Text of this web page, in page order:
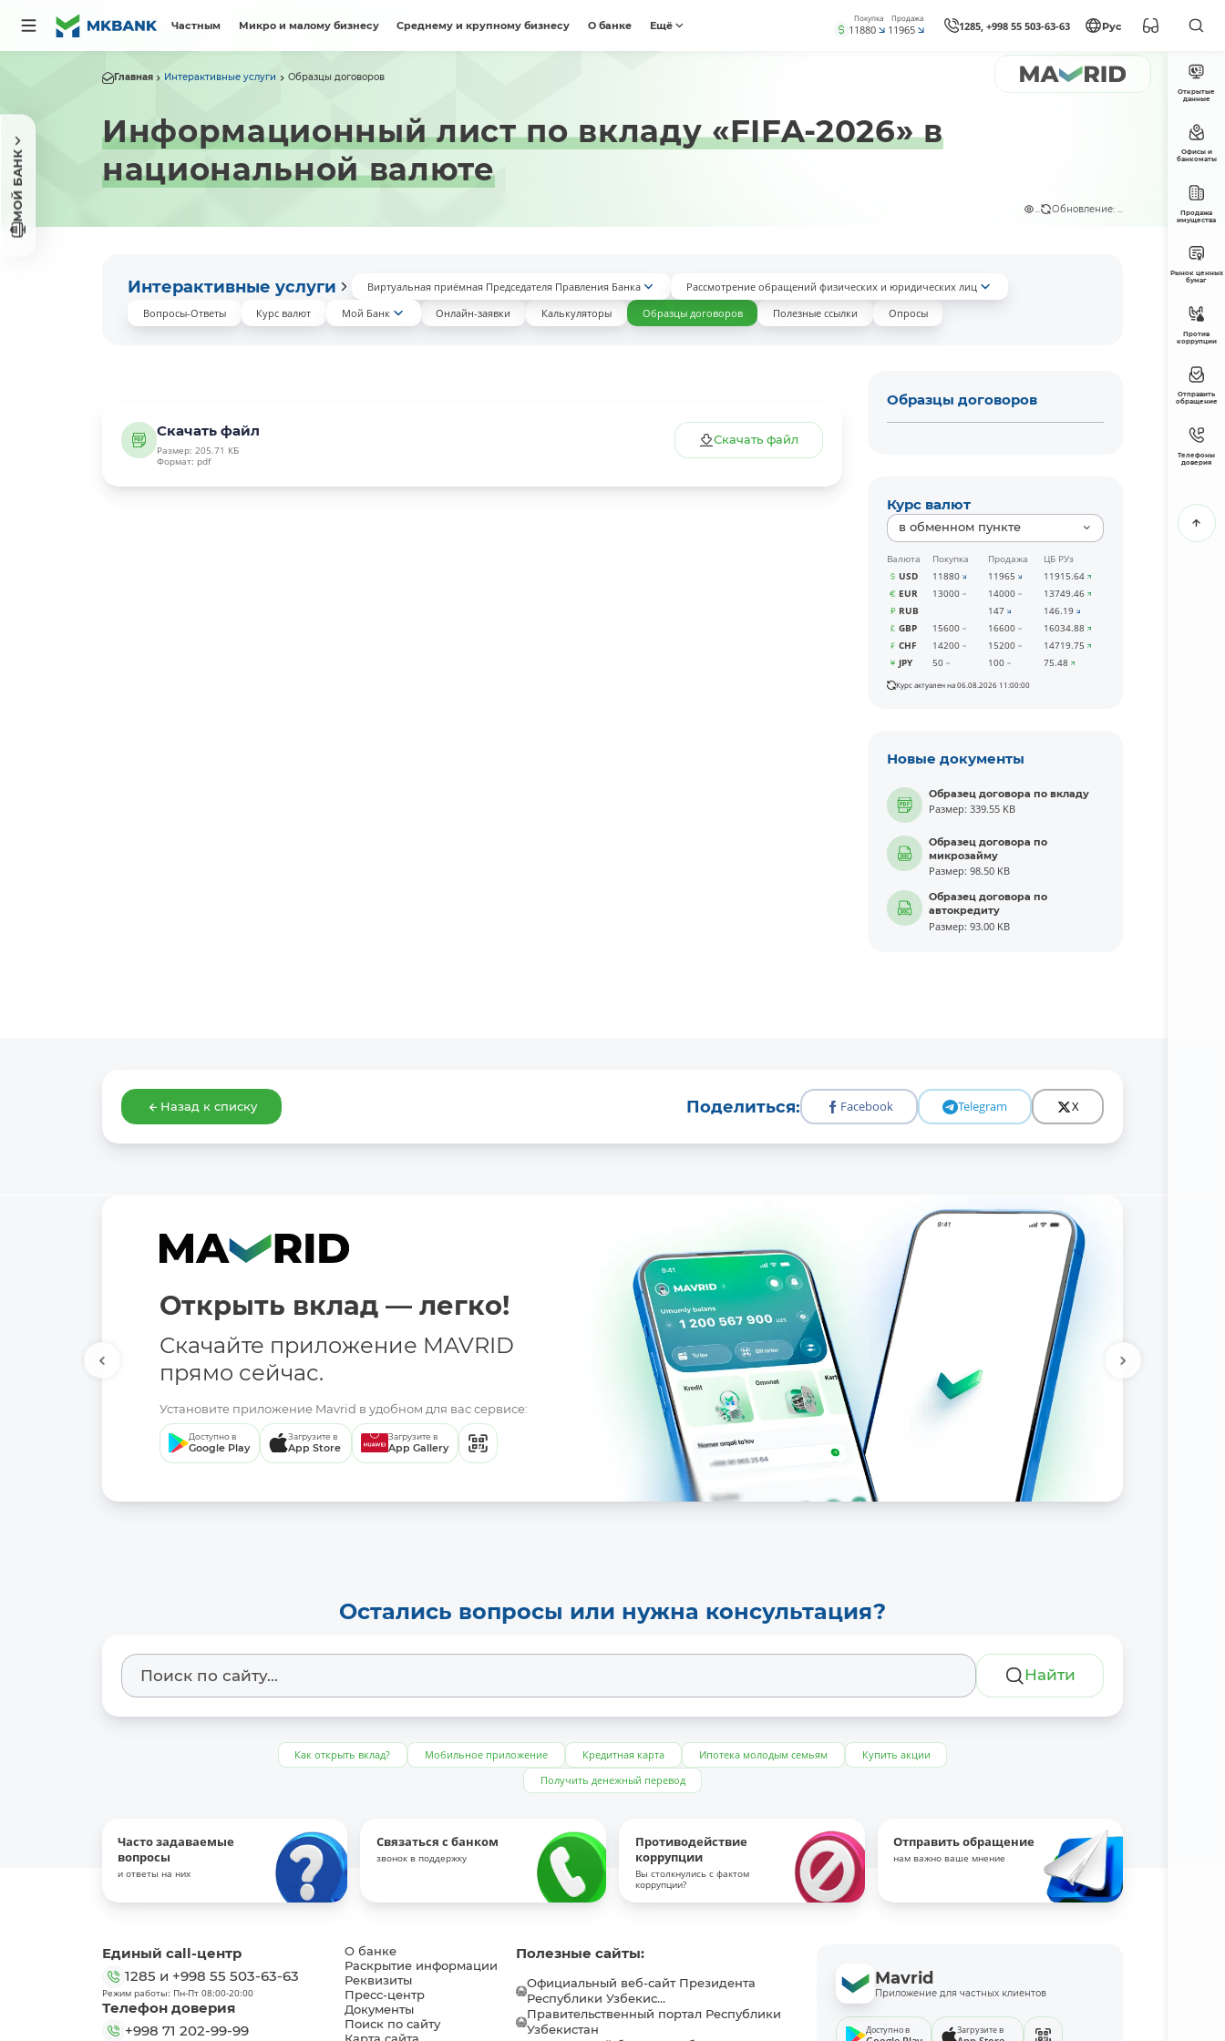
Частным Микро и малому бизнесу Среднему и крупному бизнесу О банке Ещё
Покупка
11880
Продажа
11965 1285, +998 55 503-63-63 Рус
МОЙ БАНК
Главная Интерактивные услуги Образцы договоров
Информационный лист по вкладу «FIFA-2026» в
национальной валюте
Обновление: ...
Интерактивные услуги Виртуальная приёмная Председателя Правления Банка
Рассмотрение обращений физических и юридических лиц
Вопросы-Ответы
Курс валют Мой Банк Онлайн-заявки Калькуляторы Образцы договоров Полезные ссылки Опросы
Скачать файл
Размер: 205.71 КБ
Формат: pdf
Скачать файл
Образцы договоров
Курс валют
в обменном пункте
Валюта Покупка Продажа
ЦБ РУз
USD
11880 11965
11915.64
EUR
13000 14000
13749.46
RUB
147
146.19
GBP
15600 16600
16034.88
CHF
14200 15200
14719.75
JPY
50 100 75.48
Курс актуален на 06.08.2026 11:00:00
Новые документы
Образец договора по вкладу
Размер: 339.55 KB
Образец договора по
микрозайму
Размер: 98.50 KB
Образец договора по
автокредиту
Размер: 93.00 KB
Назад к списку Поделиться: Facebook Telegram X
Открыть вклад — легко!
Скачайте приложение MAVRID
прямо сейчас.
Установите приложение Mavrid в удобном для вас сервисе:
Доступно в
Google Play
Загрузите в
App Store
Загрузите в
App Gallery
Остались вопросы или нужна консультация?
Найти
Как открыть вклад? Мобильное приложение Кредитная карта Ипотека молодым семьям
Купить акции
Получить денежный перевод
Часто задаваемые
вопросы
и ответы на них
Связаться с банком
звонок в поддержку
Противодействие
коррупции
Вы столкнулись с фактом
коррупции?
Отправить обращение
нам важно ваше мнение
Открытые
данные
Офисы и
банкоматы
Продажа
имущества
Рынок ценных
бумаг
Против
коррупции
Отправить
обращение
Телефоны
доверия
Единый call-центр
1285 и +998 55 503-63-63
Режим работы: Пн-Пт 08:00-20:00
Телефон доверия
+998 71 202-99-99
О банке
Раскрытие информации
Реквизиты
Пресс-центр
Документы
Поиск по сайту
Полезные сайты:
Официальный веб-сайт Президента
Республики Узбекис...
Правительственный портал Республики
Узбекистан
Mavrid
Приложение для частных клиентов
Доступно в Загрузите в